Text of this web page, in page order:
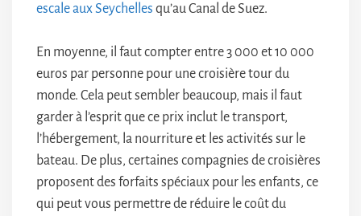
escale aux Seychelles qu’au Canal de Suez.
En moyenne, il faut compter entre 3 000 et 10 000
euros par personne pour une croisière tour du
monde. Cela peut sembler beaucoup, mais il faut
garder à l’esprit que ce prix inclut le transport,
l’hébergement, la nourriture et les activités sur le
bateau. De plus, certaines compagnies de croisières
proposent des forfaits spéciaux pour les enfants, ce
qui peut vous permettre de réduire le coût du